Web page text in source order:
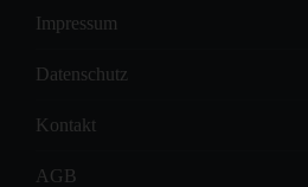
Impressum
Datenschutz
Kontakt
AGB